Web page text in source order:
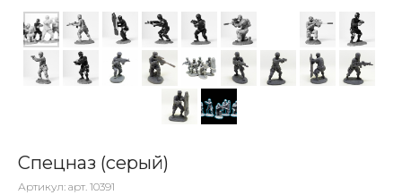
Спецназ (серый)
Артикул: арт. 10391